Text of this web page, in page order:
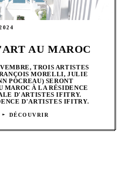
AU MAROC
TROIS ARTISTES
MORELLI, JULIE
POCREAU) SERONT
MAROC À LA RÉSIDENCE
D'ARTISTES IFITRY.
D'ARTISTES IFITRY.
DÉCOUVRIR